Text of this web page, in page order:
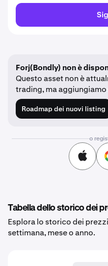
Forj(Bondly) non è
Questo asset non è
trading, ma
Roadmap dei nuovi listing
o
Tabella dello storico dei
Esplora lo storico dei
settimana, mese o anno.